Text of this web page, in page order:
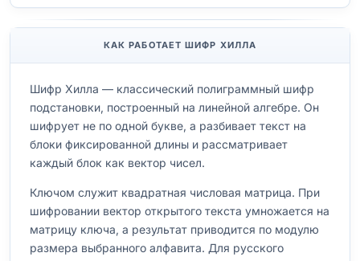
КАК РАБОТАЕТ ШИФР ХИЛЛА
Шифр Хилла — классический полиграммный шифр
подстановки, построенный на линейной алгебре. Он
шифрует не по одной букве, а разбивает текст на
блоки фиксированной длины и рассматривает
каждый блок как вектор чисел.
Ключом служит квадратная числовая матрица. При
шифровании вектор открытого текста умножается на
матрицу ключа, а результат приводится по модулю
размера выбранного алфавита. Для русского